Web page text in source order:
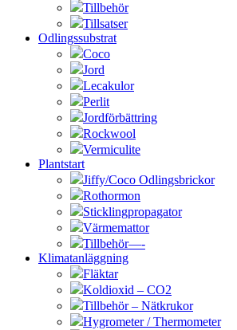
Tillbehör
Tillsatser
Odlingssubstrat
Coco
Jord
Lecakulor
Perlit
Jordförbättring
Rockwool
Vermiculite
Plantstart
Jiffy/Coco Odlingsbrickor
Rothormon
Sticklingpropagator
Värmemattor
Tillbehör—-
Klimatanläggning
Fläktar
Koldioxid – CO2
Tillbehör – Nätkrukor
Hygrometer / Thermometer